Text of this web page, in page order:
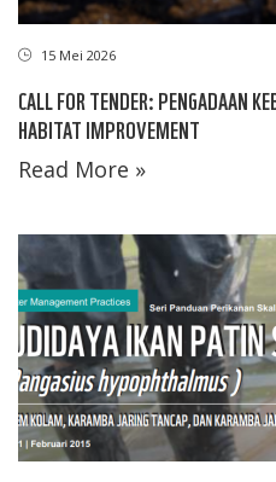
15 Mei 2026
CALL FOR TENDER: PENGADAAN
HABITAT IMPROVEMENT
Read More »